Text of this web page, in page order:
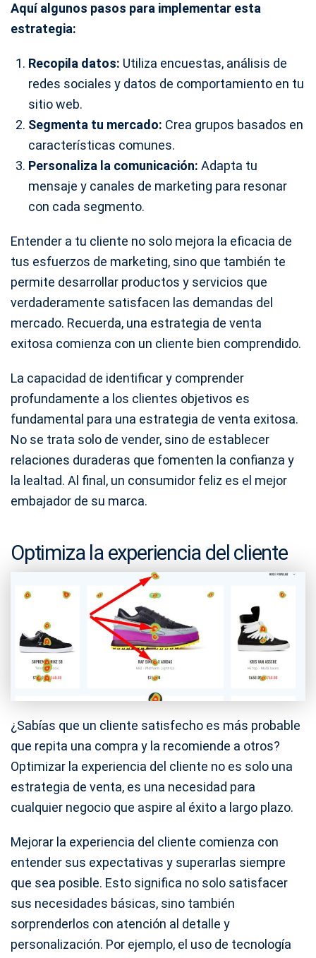
Aquí algunos pasos para implementar esta
estrategia:
Recopila datos: Utiliza encuestas, análisis de
redes sociales y datos de comportamiento en tu
sitio web.
Segmenta tu mercado: Crea grupos basados en
características comunes.
Personaliza la comunicación: Adapta tu
mensaje y canales de marketing para resonar
con cada segmento.
Entender a tu cliente no solo mejora la eficacia de
tus esfuerzos de marketing, sino que también te
permite desarrollar productos y servicios que
verdaderamente satisfacen las demandas del
mercado. Recuerda, una estrategia de venta
exitosa comienza con un cliente bien comprendido.
La capacidad de identificar y comprender
profundamente a los clientes objetivos es
fundamental para una estrategia de venta exitosa.
No se trata solo de vender, sino de establecer
relaciones duraderas que fomenten la confianza y
la lealtad. Al final, un consumidor feliz es el mejor
embajador de su marca.
Optimiza la experiencia del cliente
¿Sabías que un cliente satisfecho es más probable
que repita una compra y la recomiende a otros?
Optimizar la experiencia del cliente no es solo una
estrategia de venta, es una necesidad para
cualquier negocio que aspire al éxito a largo plazo.
Mejorar la experiencia del cliente comienza con
entender sus expectativas y superarlas siempre
que sea posible. Esto significa no solo satisfacer
sus necesidades básicas, sino también
sorprenderlos con atención al detalle y
personalización. Por ejemplo, el uso de tecnología